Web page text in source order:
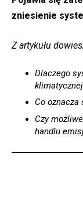
zniesienie
Z artykułu
Dlaczego
Co oznacza
Czy
handlu